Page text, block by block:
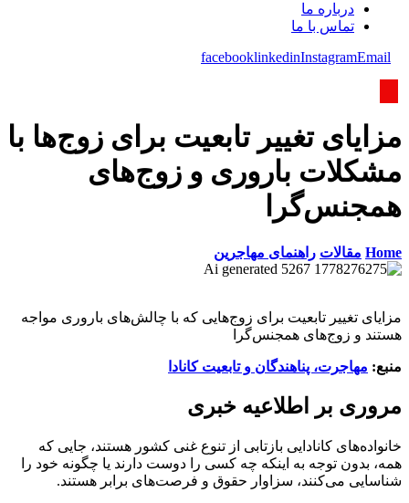
درباره ما
تماس با ما
facebooklinkedinInstagramEmail
مزایای تغییر تابعیت برای زوج‌ها با
مشکلات باروری و زوج‌های
همجنس‌گرا
Home مقالات راهنمای مهاجرین
مزایای تغییر تابعیت برای زوج‌هایی که با چالش‌های باروری مواجه
هستند و زوج‌های همجنس‌گرا
منبع: مهاجرت، پناهندگان و تابعیت کانادا
مروری بر اطلاعیه خبری
خانواده‌های کانادایی بازتابی از تنوع غنی کشور هستند، جایی که
همه، بدون توجه به اینکه چه کسی را دوست دارند یا چگونه خود را
شناسایی می‌کنند، سزاوار حقوق و فرصت‌های برابر هستند.